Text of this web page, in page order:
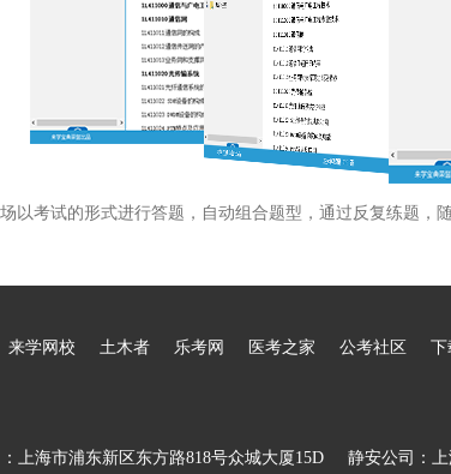
以考试的形式进行答题，自动组合题型，通过反复练题，
来学网校 土木者 乐考网 医考之家 公考社区 下
上海市浦东新区东方路818号众城大厦15D 静安公司：